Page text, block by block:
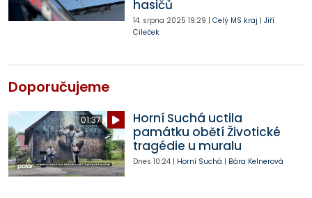
hasičů
14. srpna 2025 19:29 | Celý MS kraj | Jiří
Cileček
Doporučujeme
01:37
Horní Suchá uctila
památku obětí Životické
tragédie u muralu
Dnes 10:24| Horní Suchá | Bára Kelnerová